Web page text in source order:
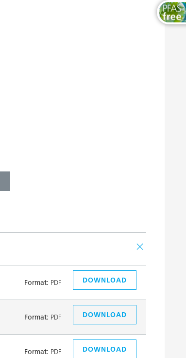
Format: PDF DOWNLOAD
Format: PDF DOWNLOAD
Format: PDF DOWNLOAD